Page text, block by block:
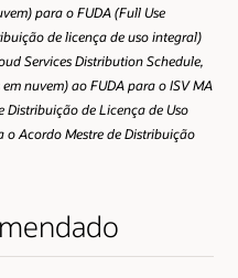
para o FUDA (Full Use
de licença de uso integral)
Services Distribution Schedule,
nuvem) ao FUDA para o ISV MA
Distribuição de Licença de Uso
Acordo Mestre de Distribuição